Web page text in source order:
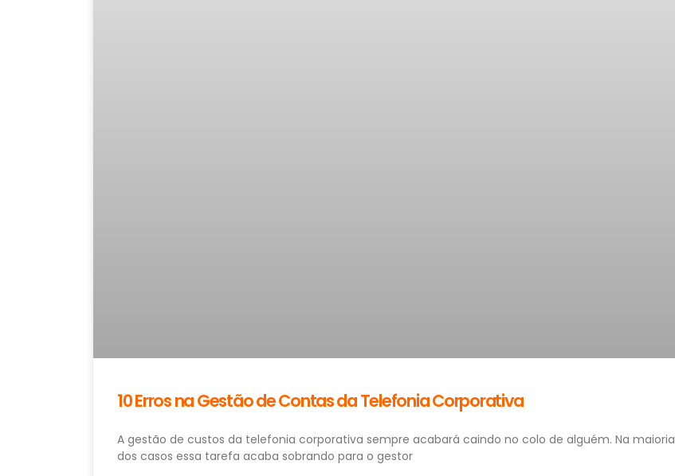
10 Erros na Gestão de Contas da Telefonia Corporativa
A gestão de custos da telefonia corporativa sempre acabará caindo no colo de alguém. Na maioria
dos casos essa tarefa acaba sobrando para o gestor